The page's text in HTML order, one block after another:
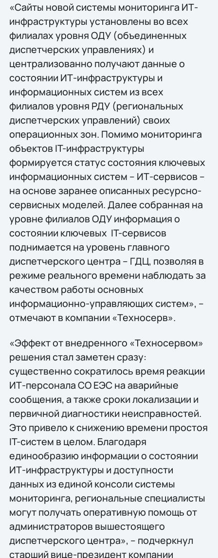
«Сайты новой системы мониторинга ИТ-
инфраструктуры установлены во всех
филиалах уровня ОДУ (объединенных
диспетчерских управлениях) и
централизованно получают данные о
состоянии ИТ-инфраструктуры и
информационных систем из всех
филиалов уровня РДУ (региональных
диспетчерских управлений) своих
операционных зон. Помимо мониторинга
объектов IT-инфраструктуры
формируется статус состояния ключевых
информационных систем – ИТ-сервисов –
на основе заранее описанных ресурсно-
сервисных моделей. Далее собранная на
уровне филиалов ОДУ информация о
состоянии ключевых IT-сервисов
поднимается на уровень главного
диспетчерского центра – ГДЦ, позволяя в
режиме реального времени наблюдать за
качеством работы основных
информационно-управляющих систем», –
отмечают в компании «Техносерв».
«Эффект от внедренного «Техносервом»
решения стал заметен сразу:
существенно сократилось время реакции
ИТ-персонала СО ЕЭС на аварийные
сообщения, а также сроки локализации и
первичной диагностики неисправностей.
Это привело к снижению времени простоя
IT-систем в целом. Благодаря
единообразию информации о состоянии
ИТ-инфраструктуры и доступности
данных из единой консоли системы
мониторинга, региональные специалисты
могут получать оперативную помощь от
администраторов вышестоящего
диспетчерского центра», – подчеркнул
старший вице-президент компании